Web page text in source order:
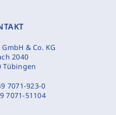
& Co. KG
2040
Tübingen
7071-923-0
7071-51104